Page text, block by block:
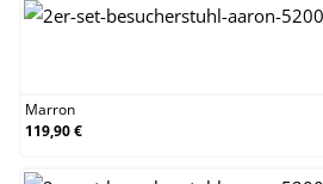
Marron
119,90 €